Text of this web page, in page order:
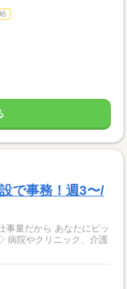
で事務！週3〜/
事量だから あなたにピッ